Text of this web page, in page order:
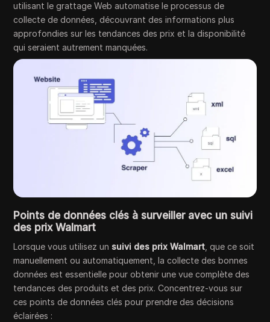
utilisant le grattage Web automatise le processus de
collecte de données, découvrant des informations plus
approfondies sur les tendances des prix et la disponibilité
qui seraient autrement manquées.
Points de données clés à surveiller avec un suivi
des prix Walmart
Lorsque vous utilisez un suivi des prix Walmart , que ce soit
manuellement ou automatiquement, la collecte des bonnes
données est essentielle pour obtenir une vue complète des
tendances des produits et des prix. Concentrez-vous sur
ces points de données clés pour prendre des décisions
éclairées :